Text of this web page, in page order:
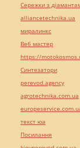
Сережки з
alliancetechnika.ua
миралинкс
Веб мастер
https://
Синтезатори
perevod.agency
agrotechnika.com.ua
текст юа
Посилання